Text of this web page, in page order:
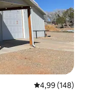
Средна
4,99 (148)